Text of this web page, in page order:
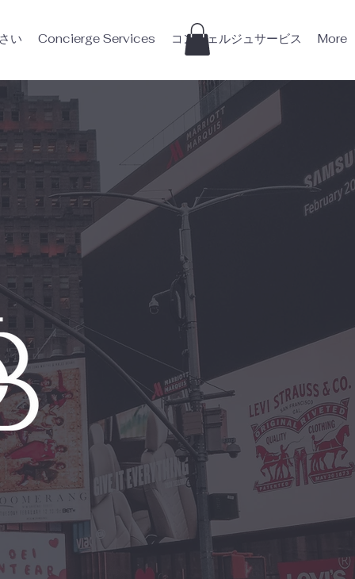
い Concierge Services コンシェルジュサービス More